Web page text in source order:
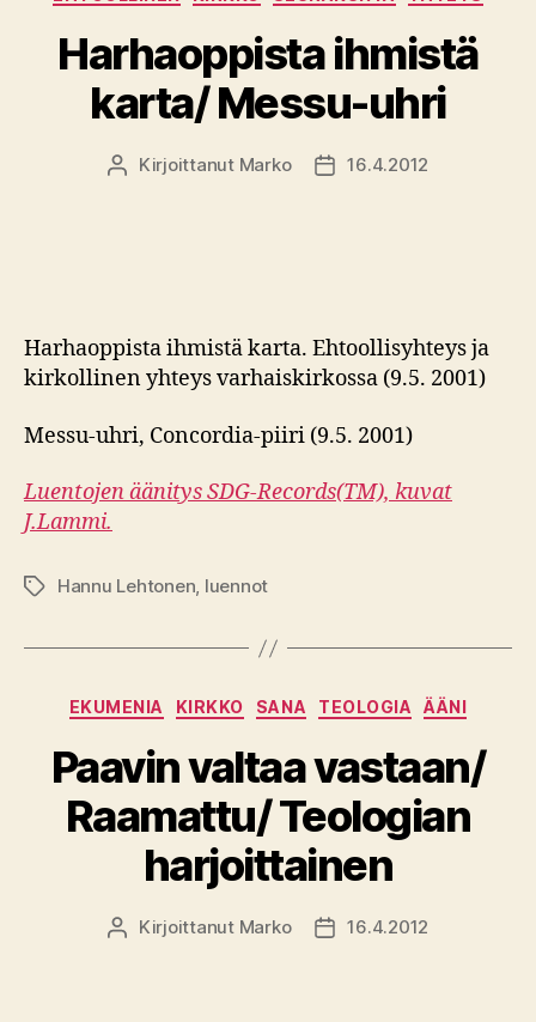
Harhaoppista ihmistä
karta/ Messu-uhri
Kirjoittaja
Kirjoittanut Marko Julkaisupäivämäärä
16.4.2012
Harhaoppista ihmistä karta. Ehtoollisyhteys ja
kirkollinen yhteys varhaiskirkossa (9.5. 2001)
Messu-uhri, Concordia-piiri (9.5. 2001)
Luentojen äänitys SDG-Records(TM), kuvat
J.Lammi.
Avainsanat
Hannu Lehtonen, luennot
Kategoriat
EKUMENIA KIRKKO SANA TEOLOGIA ÄÄNI
Paavin valtaa vastaan/
Raamattu/ Teologian
harjoittainen
Kirjoittaja
Kirjoittanut Marko Julkaisupäivämäärä
16.4.2012